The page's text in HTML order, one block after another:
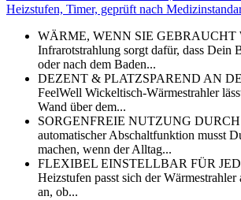
Heizstufen, Timer, geprüft nach
WÄRME, WENN SIE GEBRAUCHT
Infrarotstrahlung sorgt dafür, dass Dein
oder nach dem Baden...
DEZENT & PLATZSPAREND AN
FeelWell Wickeltisch-Wärmestrahler
Wand über dem...
SORGENFREIE NUTZUNG
automatischer Abschaltfunktion musst
machen, wenn der Alltag...
FLEXIBEL EINSTELLBAR FÜR
Heizstufen passt sich der
an, ob...